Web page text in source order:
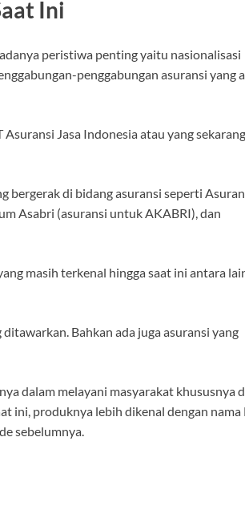
Ini
peristiwa penting yaitu nasionalisasi
penggabungan asuransi yang
Jasa Indonesia atau yang
bergerak di bidang asuransi seperti
Asabri (asuransi untuk AKABRI), dan
masih terkenal hingga saat ini antara
Bahkan ada juga asuransi yang
dalam melayani masyarakat khususnya
ini, produknya lebih dikenal dengan nama
sebelumnya.